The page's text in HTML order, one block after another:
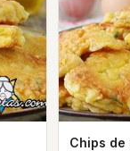
Chips de